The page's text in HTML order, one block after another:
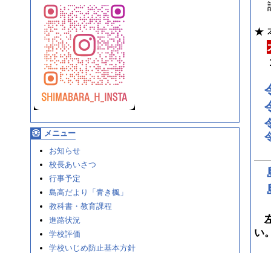
メニュー
お知らせ
校長あいさつ
行事予定
島高だより「青き楓」
教科書・教育課程
進路状況
学校評価
学校いじめ防止基本方針
★
い